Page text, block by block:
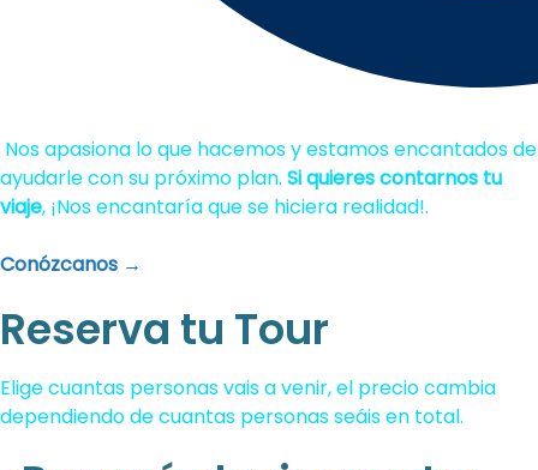
Nos apasiona lo que hacemos y estamos encantados de
ayudarle con su próximo plan. Si quieres contarnos tu
viaje, ¡Nos encantaría que se hiciera realidad!.
Conózcanos →
Reserva tu Tour
Elige cuantas personas vais a venir, el precio cambia
dependiendo de cuantas personas seáis en total.